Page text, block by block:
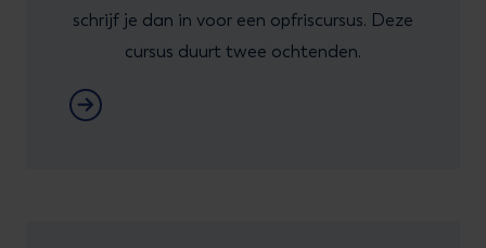
schrijf je dan in voor een opfriscursus. Deze
cursus duurt twee ochtenden.
Opfristraining wiskunde: TMS Meet- en